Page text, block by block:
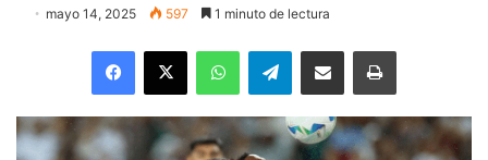
mayo 14, 2025 597 1 minuto de lectura
Facebook
X WhatsAppTelegramEnviar vía email Imprimir